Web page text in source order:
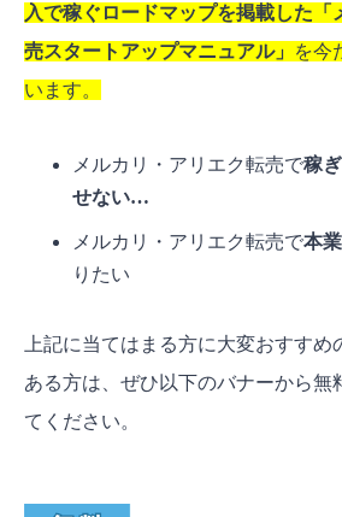
入で稼ぐロードマップを掲載した「
売スタートアップマニュアル」
を今
います。
メルカリ・アリエク転売で稼
せない…
メルカリ・アリエク転売で本
りたい
上記に当てはまる方に大変おすす
ある方は、ぜひ以下のバナーから無
てください。